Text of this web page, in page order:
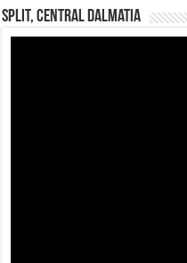
Split, Central Dalmatia